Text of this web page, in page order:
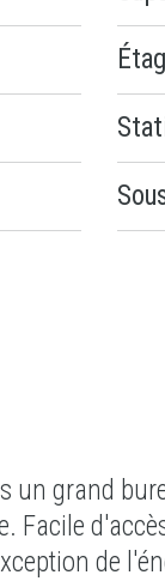
un grand
Facile
de